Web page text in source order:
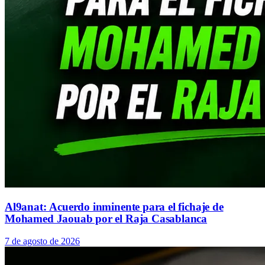
Al9anat: Acuerdo inminente para el fichaje de
Mohamed Jaouab por el Raja Casablanca
7 de agosto de 2026